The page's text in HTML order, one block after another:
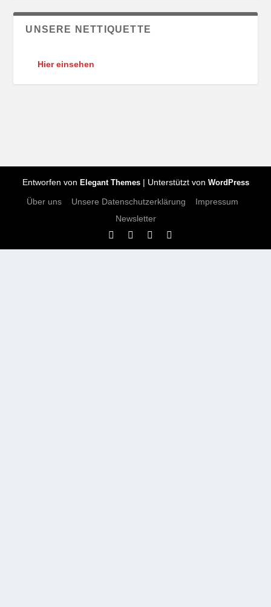
UNSERE NETTIQUETTE
Hier einsehen
Entworfen von Elegant Themes| Unterstützt von WordPress
Über uns Unsere Datenschutzerklärung
Impressum
Newsletter